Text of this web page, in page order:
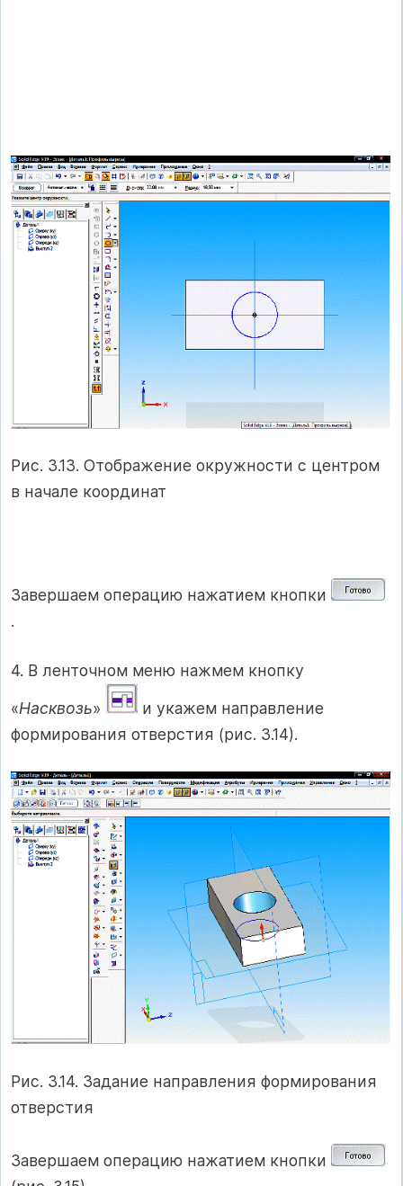
Рис. 3.13. Отображение окружности с центром
в начале координат
Завершаем операцию нажатием кнопки
.
4. В ленточном меню нажмем кнопку
«Насквозь»
и укажем направление
формирования отверстия (рис. 3.14).
Рис. 3.14. Задание направления формирования
отверстия
Завершаем операцию нажатием кнопки